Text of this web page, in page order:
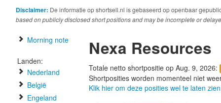
Disclaimer: De informatie op shortsell.nl is gebaseerd op openbaar
based on publicly disclosed short positions and may be incomplete or
Morning note
Landen:
Nederland
België
Engeland
Nexa Resources
Totale netto shortpositie op Aug. 9, 2026:
Shortposities worden momenteel niet
Klik hier om deze posities wel te laten zien